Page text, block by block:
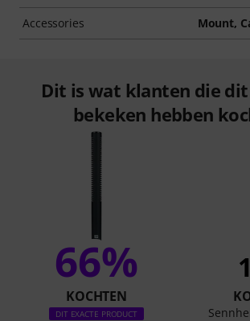
Accessories Mount,
Dit is wat klanten die
bekeken hebben
66%
KOCHTEN
DIT EXACTE PRODUCT